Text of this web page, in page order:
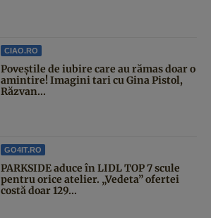
CIAO.RO
Poveştile de iubire care au rămas doar o
amintire! Imagini tari cu Gina Pistol,
Răzvan...
GO4IT.RO
PARKSIDE aduce în LIDL TOP 7 scule
pentru orice atelier. „Vedeta” ofertei
costă doar 129...